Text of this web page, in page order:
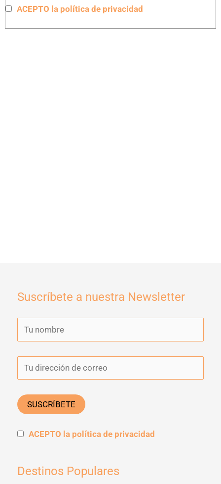
ACEPTO la política de privacidad
Suscríbete a nuestra Newsletter
ACEPTO la política de privacidad
Destinos Populares